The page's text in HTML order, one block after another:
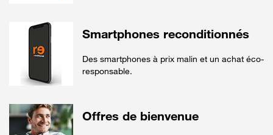
Smartphones reconditionnés
Des smartphones à prix malin et un achat éco-
responsable.
Offres de bienvenue